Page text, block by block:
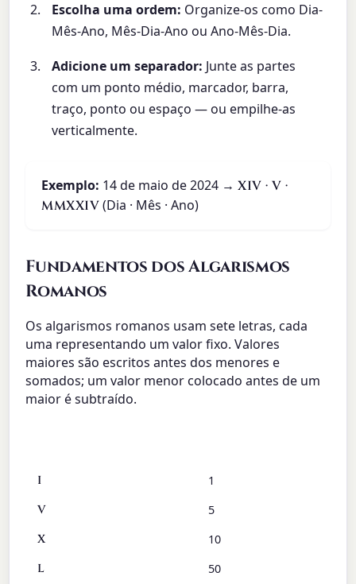
Escolha uma ordem: Organize-os como Dia-
Mês-Ano, Mês-Dia-Ano ou Ano-Mês-Dia.
Adicione um separador: Junte as partes
com um ponto médio, marcador, barra,
traço, ponto ou espaço — ou empilhe-as
verticalmente.
Exemplo: 14 de maio de 2024 →XIV · V ·
MMXXIV(Dia · Mês · Ano)
Fundamentos dos Algarismos
Romanos
Os algarismos romanos usam sete letras, cada
uma representando um valor fixo. Valores
maiores são escritos antes dos menores e
somados; um valor menor colocado antes de um
maior é subtraído.
I
1
V
5
X
10
L
50